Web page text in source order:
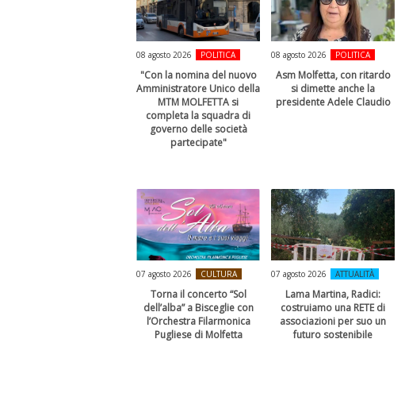
08 agosto 2026 POLITICA
"Con la nomina del nuovo
Amministratore Unico della
MTM MOLFETTA si
completa la squadra di
governo delle società
partecipate"
08 agosto 2026 POLITICA
Asm Molfetta, con ritardo
si dimette anche la
presidente Adele Claudio
07 agosto 2026 CULTURA
Torna il concerto “Sol
dell’alba” a Bisceglie con
l’Orchestra Filarmonica
Pugliese di Molfetta
07 agosto 2026 ATTUALITÀ
Lama Martina, Radici:
costruiamo una RETE di
associazioni per suo un
futuro sostenibile